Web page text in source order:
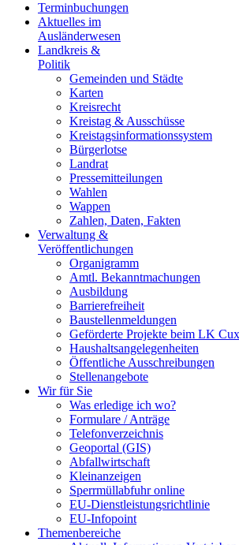
Terminbuchungen
Aktuelles im
Ausländerwesen
Landkreis &
Politik
Gemeinden und Städte
Karten
Kreisrecht
Kreistag & Ausschüsse
Kreistagsinformationssystem
Bürgerlotse
Landrat
Pressemitteilungen
Wahlen
Wappen
Zahlen, Daten, Fakten
Verwaltung &
Veröffentlichungen
Organigramm
Amtl. Bekanntmachungen
Ausbildung
Barrierefreiheit
Baustellenmeldungen
Geförderte Projekte beim LK Cux
Haushaltsangelegenheiten
Öffentliche Ausschreibungen
Stellenangebote
Wir für Sie
Was erledige ich wo?
Formulare / Anträge
Telefonverzeichnis
Geoportal (GIS)
Abfallwirtschaft
Kleinanzeigen
Sperrmüllabfuhr online
EU-Dienstleistungsrichtlinie
EU-Infopoint
Themenbereiche